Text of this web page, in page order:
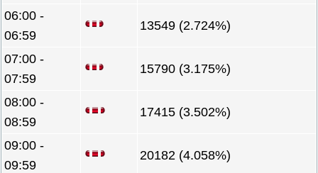
06:00 -
06:59
13549 (2.724%)
07:00 -
07:59
15790 (3.175%)
08:00 -
08:59
17415 (3.502%)
09:00 -
09:59
20182 (4.058%)